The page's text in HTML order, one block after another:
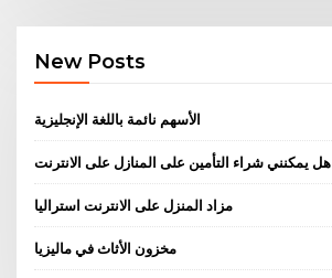
New Posts
الأسهم نائمة باللغة الإنجليزية
هل يمكنني شراء التأمين على المنازل على الانترنت
مزاد المنزل على الانترنت استراليا
مخزون الأثاث في ماليزيا